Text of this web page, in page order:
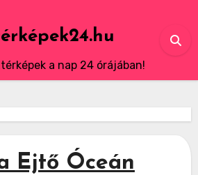
a nap 24 órájában!
Ejtő Óceán